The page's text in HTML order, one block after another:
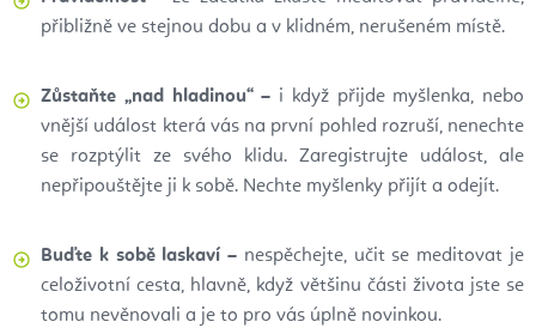
přibližně ve stejnou dobu a v klidném, nerušeném místě.
Zůstaňte „nad hladinou“ – i když přijde myšlenka, nebo
vnější událost která vás na první pohled rozruší, nenechte
se rozptýlit ze svého klidu. Zaregistrujte událost, ale
nepřipouštějte ji k sobě. Nechte myšlenky přijít a odejít.
Buďte k sobě laskaví – nespěchejte, učit se meditovat je
celoživotní cesta, hlavně, když většinu části života jste se
tomu nevěnovali a je to pro vás úplně novinkou.